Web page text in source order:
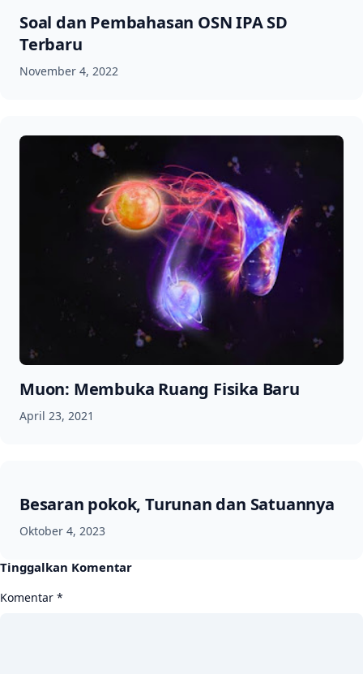
Soal dan Pembahasan OSN IPA SD
Terbaru
November 4, 2022
Muon: Membuka Ruang Fisika Baru
April 23, 2021
Besaran pokok, Turunan dan Satuannya
Oktober 4, 2023
Tinggalkan Komentar
Komentar *